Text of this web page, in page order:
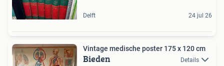
Delft 24 jul 26
Vintage medische poster 175 x 120 cm
Bieden Details